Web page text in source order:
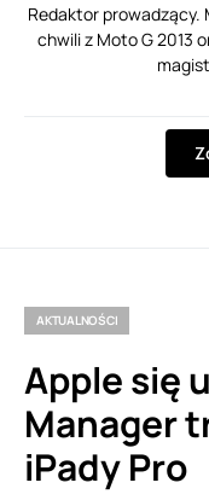
Redaktor prowadzący.
chwili z Moto G 2013
AKTUALNOŚCI
Apple się
Manager
iPady Pro